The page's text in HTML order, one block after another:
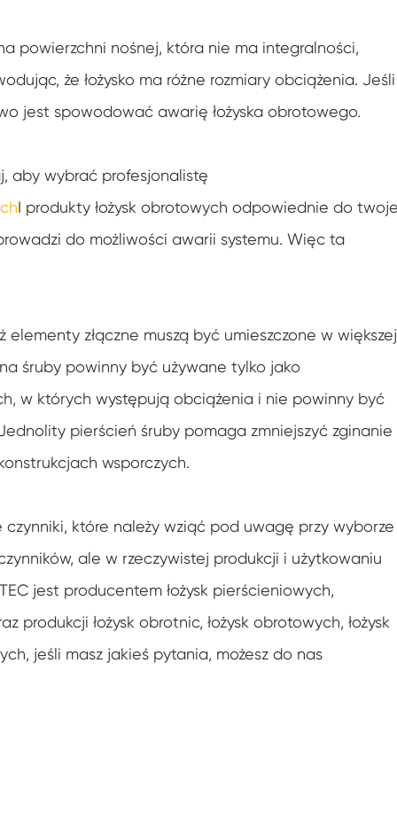
powierzchni nośnej, która nie ma integralności,
że łożysko ma różne rozmiary obciążenia. Jeśli
jest spowodować awarię łożyska obrotowego.
aby wybrać profesjonalistę
I produkty łożysk obrotowych odpowiednie do
do możliwości awarii systemu. Więc ta
złączne muszą być umieszczone w większej
śruby powinny być używane tylko jako
w których występują obciążenia i nie powinny być
pierścień śruby pomaga zmniejszyć zginanie
wsporczych.
czynniki, które należy wziąć pod uwagę przy wyborze
ale w rzeczywistej produkcji i użytkowaniu
jest producentem łożysk pierścieniowych,
łożysk obrotnic, łożysk obrotowych, łożysk
jeśli masz jakieś pytania, możesz do nas